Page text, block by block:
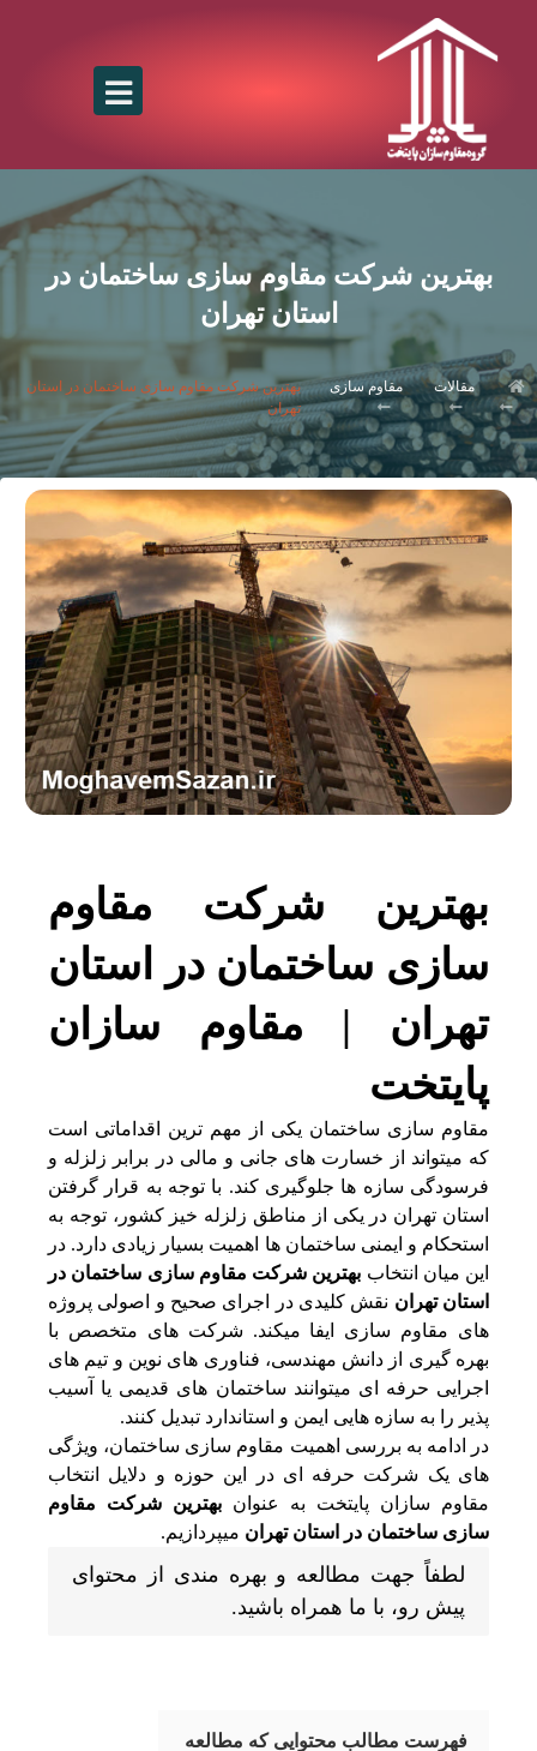
بهترین شرکت مقاوم سازی ساختمان در
استان تهران
مقالات مقاوم سازی
بهترین شرکت مقاوم سازی ساختمان در استان
تهران
بهترین شرکت مقاوم
سازی ساختمان در استان
تهران | مقاوم سازان
پایتخت
مقاوم سازی ساختمان یکی از مهم‌ ترین اقداماتی است
که میتواند از خسارت‌ های جانی و مالی در برابر زلزله و
فرسودگی سازه‌ ها جلوگیری کند. با توجه به قرار گرفتن
استان تهران در یکی از مناطق زلزله‌ خیز کشور، توجه به
استحکام و ایمنی ساختمان‌ ها اهمیت بسیار زیادی دارد. در
این میان انتخاب بهترین شرکت مقاوم سازی ساختمان در
استان تهران نقش کلیدی در اجرای صحیح و اصولی پروژه‌
های مقاوم‌ سازی ایفا میکند. شرکت‌ های متخصص با
بهره‌ گیری از دانش مهندسی، فناوری‌ های نوین و تیم‌ های
اجرایی حرفه‌ ای میتوانند ساختمان‌ های قدیمی یا آسیب‌
پذیر را به سازه‌ هایی ایمن و استاندارد تبدیل کنند.
در ادامه به بررسی اهمیت مقاوم‌ سازی ساختمان، ویژگی‌
های یک شرکت حرفه‌ ای در این حوزه و دلایل انتخاب
مقاوم سازان پایتخت به عنوان بهترین شرکت مقاوم
سازی ساختمان در استان تهران میپردازیم.
لطفاً جهت مطالعه و بهره مندی از محتوای
پیش رو، با ما همراه باشید.
فهرست مطالب محتوایی که مطالعه